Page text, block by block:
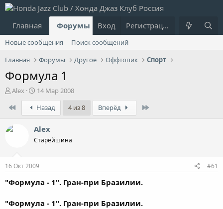
Главная Форумы Что нового?
Вход Регистрация
Новые сообщения
Поиск сообщений
Главная
Форумы Другое Оффтопик Спорт
Формула 1
А
т
р
т
ы
Alex
Д
а
т
а
н
а
ч
л
а
14 Мар 2008
Назад 4 из 8 Вперёд
Alex
Старейшина
16 Окт 2009 #61
"Формула - 1". Гран-при Бразилии.
"Формула - 1". Гран-при Бразилии.